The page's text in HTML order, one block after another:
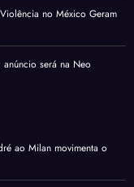
no México Geram
será na Neo
ao Milan movimenta o